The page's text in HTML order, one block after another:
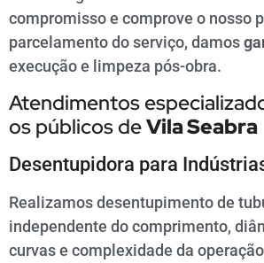
compromisso e comprove o nosso
parcelamento do serviço, damos
execução e limpeza pós-obra.
Atendimentos
os públicos deVila Seabra
Desentupidora para
Realizamos desentupimento de
independente do comprimento,
curvas e complexidade da